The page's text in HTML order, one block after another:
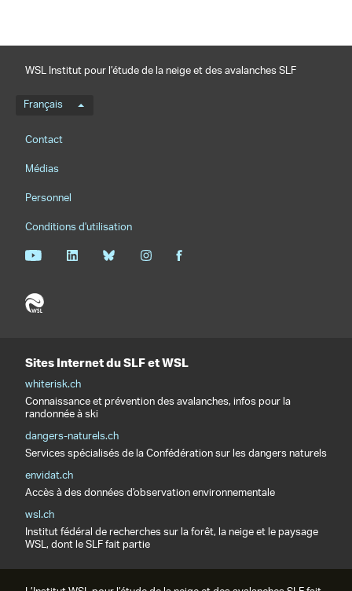
WSL Institut pour l’étude de la neige et des avalanches SLF
Menu de langue
Français
Footernavigation
Contact
Médias
Personnel
Conditions d'utilisation
Sites Internet du SLF et WSL
whiterisk.ch
Connaissance et prévention des avalanches, infos pour la
randonnée à ski
dangers-naturels.ch
Services spécialisés de la Confédération sur les dangers naturels
envidat.ch
Accès à des données d'observation environnementale
wsl.ch
Institut fédéral de recherches sur la forêt, la neige et le paysage
WSL, dont le SLF fait partie